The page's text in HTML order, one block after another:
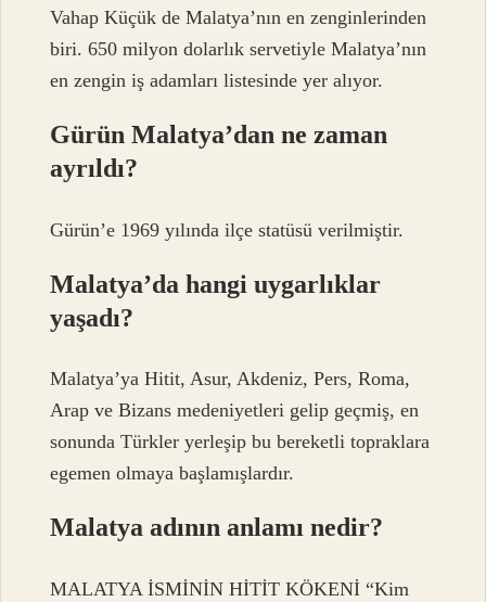
Vahap Küçük de Malatya’nın en zenginlerinden
biri. 650 milyon dolarlık servetiyle Malatya’nın
en zengin iş adamları listesinde yer alıyor.
Gürün Malatya’dan ne zaman
ayrıldı?
Gürün’e 1969 yılında ilçe statüsü verilmiştir.
Malatya’da hangi uygarlıklar
yaşadı?
Malatya’ya Hitit, Asur, Akdeniz, Pers, Roma,
Arap ve Bizans medeniyetleri gelip geçmiş, en
sonunda Türkler yerleşip bu bereketli topraklara
egemen olmaya başlamışlardır.
Malatya adının anlamı nedir?
MALATYA İSMİNİN HİTİT KÖKENİ “Kim